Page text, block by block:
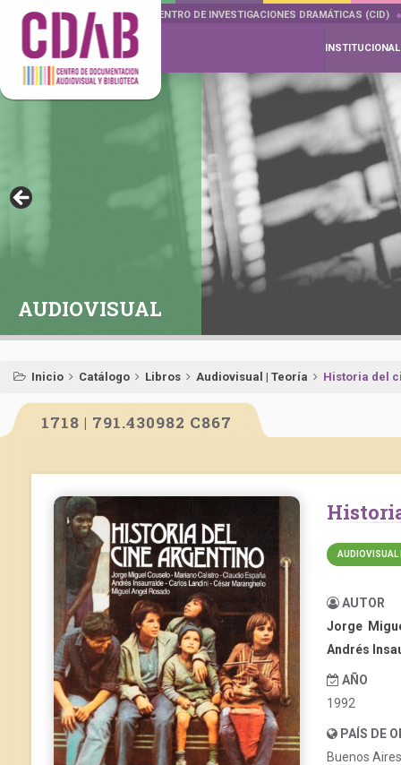
DOCUMENTA DRAMÁTICAS CENTRO DE INVESTIGACIONES DRAMÁTICAS (CID)
INSTITUCIONAL
AUDIOVISUAL
Inicio Catálogo Libros Audiovisual | Teoría Historia del
1718 | 791.430982 C867
AUDIOVISUAL
AUTOR
Jorge
Andrés
AÑO
1992
PAÍS DE
Buenos